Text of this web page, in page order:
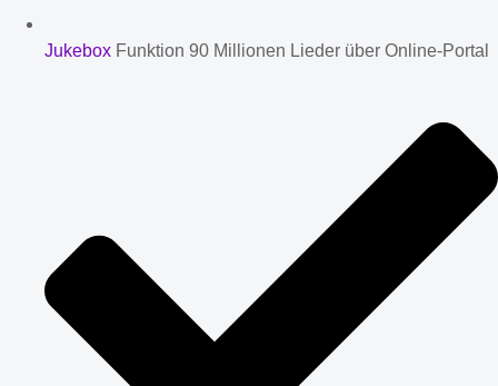
Jukebox Funktion 90 Millionen Lieder über Online-Portal